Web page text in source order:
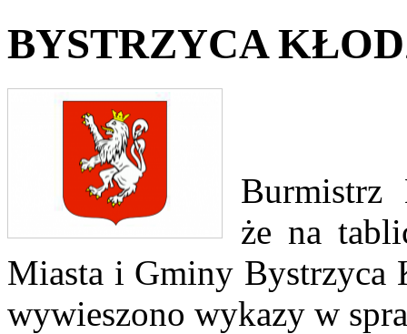
BYSTRZYCA
Burmistrz
że na
Miasta i Gminy Bystrzyca
wywieszono wykazy w